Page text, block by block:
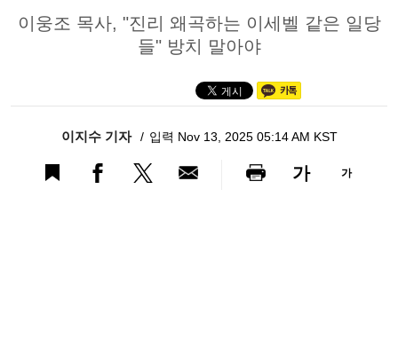
이웅조 목사, "진리 왜곡하는 이세벨 같은 일당
들" 방치 말아야
이지수 기자 입력 Nov 13, 2025 05:14 AM KST
가 가